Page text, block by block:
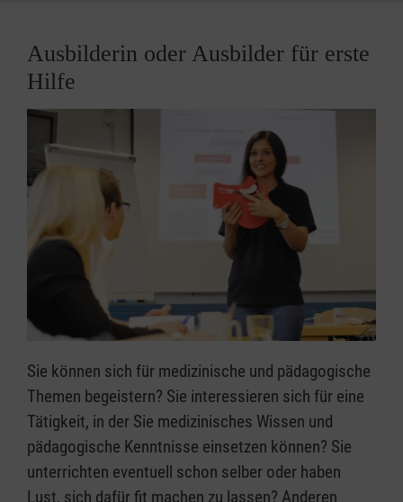
Ausbilderin oder Ausbilder für erste
Hilfe
Sie können sich für medizinische und pädagogische
Themen begeistern? Sie interessieren sich für eine
Tätigkeit, in der Sie medizinisches Wissen und
pädagogische Kenntnisse einsetzen können? Sie
unterrichten eventuell schon selber oder haben
Lust, sich dafür fit machen zu lassen? Anderen